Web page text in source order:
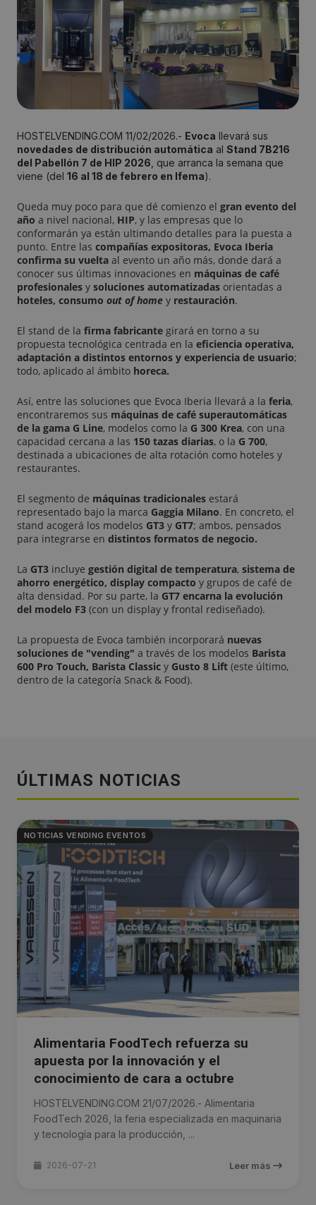
HOSTELVENDING.COM 11/02/2026.- Evoca llevará sus
novedades de distribución automática al Stand 7B216
del Pabellón 7 de HIP 2026 , que arranca la semana que
viene (del 16 al 18 de febrero en Ifema).
Queda muy poco para que dé comienzo el gran evento del
año a nivel nacional, HIP, y las empresas que lo
conformarán ya están ultimando detalles para la puesta a
punto. Entre las compañías expositoras, Evoca Iberia
confirma su vuelta al evento un año más, donde dará a
conocer sus últimas innovaciones en máquinas de café
profesionales y soluciones automatizadas orientadas a
hoteles, consumo out of home y restauración.
El stand de la firma fabricante girará en torno a su
propuesta tecnológica centrada en la eficiencia operativa,
adaptación a distintos entornos y experiencia de usuario;
todo, aplicado al ámbito horeca.
Así, entre las soluciones que Evoca Iberia llevará a la feria,
encontraremos sus máquinas de café superautomáticas
de la gama G Line, modelos como la G 300 Krea, con una
capacidad cercana a las 150 tazas diarias, o la G 700,
destinada a ubicaciones de alta rotación como hoteles y
restaurantes.
El segmento de máquinas tradicionales estará
representado bajo la marca Gaggia Milano. En concreto, el
stand acogerá los modelos GT3 y GT7; ambos, pensados
para integrarse en distintos formatos de negocio.
La GT3 incluye gestión digital de temperatura, sistema de
ahorro energético, display compacto y grupos de café de
alta densidad. Por su parte, la GT7 encarna la evolución
del modelo F3 (con un display y frontal rediseñado).
La propuesta de Evoca también incorporará nuevas
soluciones de "vending" a través de los modelos Barista
600 Pro Touch, Barista Classic y Gusto 8 Lift (este último,
dentro de la categoría Snack & Food).
ÚLTIMAS NOTICIAS
NOTICIAS VENDING EVENTOS
Alimentaria FoodTech refuerza su
apuesta por la innovación y el
conocimiento de cara a octubre
HOSTELVENDING.COM 21/07/2026.- Alimentaria
FoodTech 2026, la feria especializada en maquinaria
y tecnología para la producción, ...
2026-07-21 Leer más